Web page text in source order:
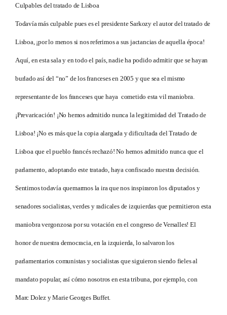
Culpables del tratado de Lisboa
Todavía más culpable pues es el presidente Sarkozy el autor del tratado de
Lisboa, ¡por lo menos si nos referimos a sus jactancias de aquella época!
Aquí, en esta sala y en todo el país, nadie ha podido admitir que se hayan
burlado así del “no” de los franceses en 2005 y que sea el mismo
representante de los franceses que haya cometido esta vil maniobra.
¡Prevaricación! ¡No hemos admitido nunca la legitimidad del Tratado de
Lisboa! ¡No es más que la copia alargada y dificultada del Tratado de
Lisboa que el pueblo francés rechazó! No hemos admitido nunca que el
parlamento, adoptando este tratado, haya confiscado nuestra decisión.
Sentimos todavía quemarmos la ira que nos inspiraron los diputados y
senadores socialistas, verdes y radicales de izquierdas que permitieron esta
maniobra vergonzosa por su votación en el congreso de Versalles! El
honor de nuestra democracia, en la izquierda, lo salvaron los
parlamentarios comunistas y socialistas que siguieron siendo fieles al
mandato popular, así cómo nosotros en esta tribuna, por ejemplo, con
Marc Dolez y Marie Georges Buffet.